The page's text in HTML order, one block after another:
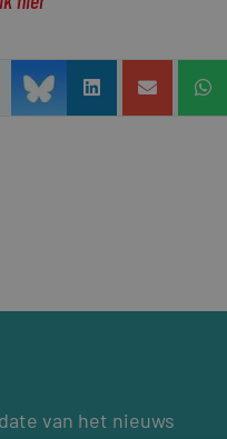
van het nieuws